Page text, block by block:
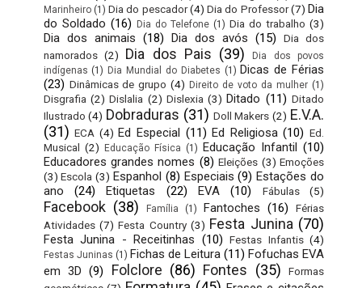
Marinheiro (1) Dia do pescador (4) Dia do Professor (7) Dia
do Soldado (16) Dia do Telefone (1) Dia do trabalho (3)
Dia dos animais (18) Dia dos avós (15)
Dia dos
namorados (2) Dia dos Pais (39)
Dia dos povos
indígenas (1) Dia Mundial do Diabetes (1) Dicas de Férias
(23) Dinâmicas de grupo (4) Direito de voto da mulher (1)
Disgrafia (2) Dislalia (2) Dislexia (3) Ditado (11) Ditado
Ilustrado (4) Dobraduras (31) Doll Makers (2) E.V.A.
(31) ECA (4) Ed Especial (11) Ed Religiosa (10) Ed.
Musical (2) Educação Física (1) Educação Infantil (10)
Educadores grandes nomes (8) Eleições (3) Emoções
(3) Escola (3) Espanhol (8) Especiais (9) Estações do
ano
(24) Etiquetas (22) EVA (10) Fábulas (5)
Facebook (38) Família (1) Fantoches (16)
Férias
Atividades (7) Festa Country (3) Festa Junina (70)
Festa Junina - Receitinhas (10) Festas Infantis (4)
Festas Juninas (1) Fichas de Leitura (11) Fofuchas EVA
em 3D (9) Folclore (86) Fontes (35)
Formas